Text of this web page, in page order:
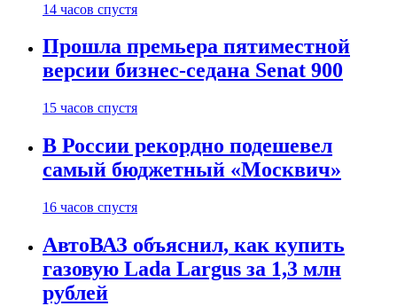
14 часов спустя
Прошла премьера пятиместной
версии бизнес-седана Senat 900
15 часов спустя
В России рекордно подешевел
самый бюджетный «Москвич»
16 часов спустя
АвтоВАЗ объяснил, как купить
газовую Lada Largus за 1,3 млн
рублей